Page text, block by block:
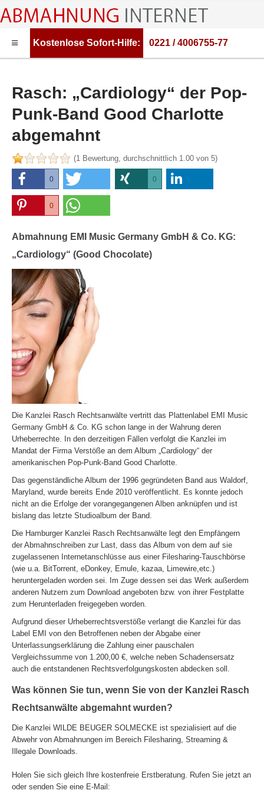
HOME
ABMAHNWARNER
ABMAHNUNG FILESHARING
RECHTSBERATUNG
Kostenlose Sofort-Hilfe: 0221 / 4006755-77
Rasch: „Cardiology“ der Pop-
Punk-Band Good Charlotte
abgemahnt
(1 Bewertung, durchschnittlich 1.00 von 5)
0
0 0
0
0
0
Abmahnung EMI Music Germany GmbH & Co. KG:
„Cardiology“ (Good Chocolate)
Die Kanzlei Rasch Rechtsanwälte vertritt das Plattenlabel EMI Music
Germany GmbH & Co. KG schon lange in der Wahrung deren
Urheberrechte. In den derzeitigen Fällen verfolgt die Kanzlei im
Mandat der Firma Verstöße an dem Album „Cardiology“ der
amerikanischen Pop-Punk-Band Good Charlotte.
Das gegenständliche Album der 1996 gegründeten Band aus Waldorf,
Maryland, wurde bereits Ende 2010 veröffentlicht. Es konnte jedoch
nicht an die Erfolge der vorangegangenen Alben anknüpfen und ist
bislang das letzte Studioalbum der Band.
Die Hamburger Kanzlei Rasch Rechtsanwälte legt den Empfängern
der Abmahnschreiben zur Last, dass das Album von dem auf sie
zugelassenen Internetanschlüsse aus einer Filesharing-Tauschbörse
(wie u.a. BitTorrent, eDonkey, Emule, kazaa, Limewire,etc.)
heruntergeladen worden sei. Im Zuge dessen sei das Werk außerdem
anderen Nutzern zum Download angeboten bzw. von ihrer Festplatte
zum Herunterladen freigegeben worden.
Aufgrund dieser Urheberrechtsverstöße verlangt die Kanzlei für das
Label EMI von den Betroffenen neben der Abgabe einer
Unterlassungserklärung die Zahlung einer pauschalen
Vergleichssumme von 1.200,00 €, welche neben Schadensersatz
auch die entstandenen Rechtsverfolgungskosten abdecken soll.
Was können Sie tun, wenn Sie von der Kanzlei Rasch
Rechtsanwälte abgemahnt wurden?
Die Kanzlei WILDE BEUGER SOLMECKE ist spezialisiert auf die
Abwehr von Abmahnungen im Bereich Filesharing, Streaming &
Illegale Downloads.
Holen Sie sich gleich Ihre kostenfreie Erstberatung. Rufen Sie jetzt an
oder senden Sie eine E-Mail: